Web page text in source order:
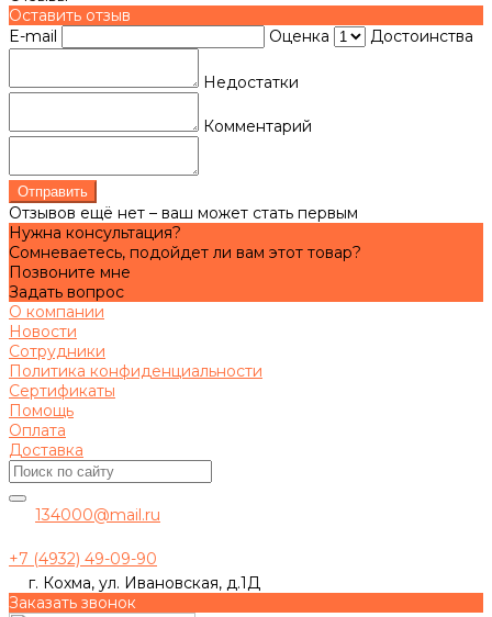
Оставить отзыв
E-mail
Оценка Достоинства
Недостатки
Комментарий
Отправить
Отзывов ещё нет – ваш может стать первым
Нужна консультация?
Сомневаетесь, подойдет ли вам этот товар?
Позвоните мне
Задать вопрос
О компании
Новости
Сотрудники
Политика конфиденциальности
Сертификаты
Помощь
Оплата
Доставка
134000@mail.ru
+7 (4932) 49-09-90
г. Кохма, ул. Ивановская, д.1Д
Заказать звонок